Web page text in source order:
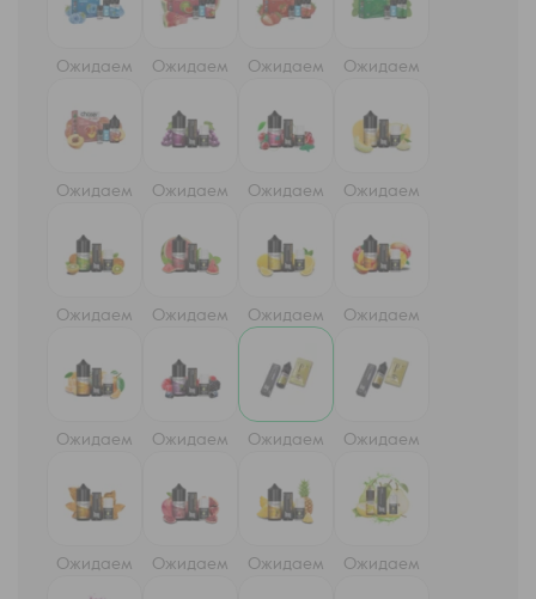
Ожидаем Ожидаем Ожидаем Ожидаем
Ожидаем Ожидаем Ожидаем Ожидаем
Ожидаем Ожидаем Ожидаем Ожидаем
Ожидаем Ожидаем Ожидаем Ожидаем
Ожидаем Ожидаем Ожидаем Ожидаем